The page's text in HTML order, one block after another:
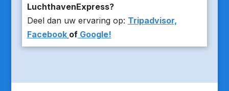
LuchthavenExpress?
Deel dan uw ervaring op: Tripadvisor,
Facebook ofGoogle!